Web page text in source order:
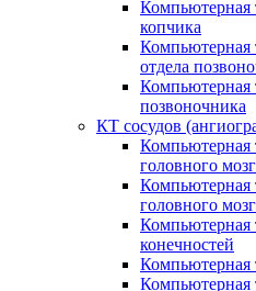
Компьютерная
копчика
Компьютерная
отдела
Компьютерная
позвоночника
КТ сосудов
Компьютерная
головного
Компьютерная
головного
Компьютерная
конечностей
Компьютерная